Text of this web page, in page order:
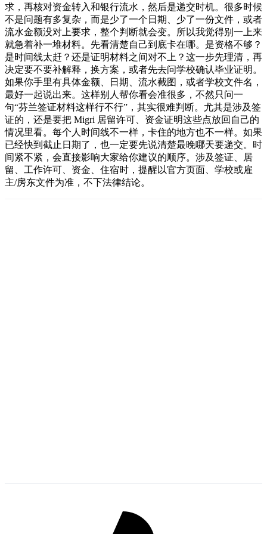
求，再核对资金转入和银行流水，然后是递交时机。很多时候
不是问题有多复杂，而是少了一个日期、少了一份文件，或者
流水金额没对上要求，整个判断就会变。所以我觉得别一上来
就急着补一堆材料。先看清楚自己到底卡在哪。是资格不够？
是时间线太赶？还是证明材料之间对不上？这一步先理清，再
决定要不要补解释，换方案，或者先去问学校确认毕业证明。
如果你手里有具体金额、日期、流水截图，或者学校文件名，
最好一起说出来。这样别人帮你看会准很多，不然只问一
句“芬兰签证材料这样行不行”，其实很难判断。尤其是涉及签
证的，还是要把 Migri 居留许可、资金证明这些点放回自己的
情况里看。每个人时间线不一样，卡住的地方也不一样。如果
已经快到截止日期了，也一定要先说清楚最晚哪天要递交。时
间紧不紧，会直接影响大家给你建议的顺序。涉及签证、居
留、工作许可、资金、住宿时，提醒以官方页面、学校或雇
主/房东文件为准，不下法律结论。